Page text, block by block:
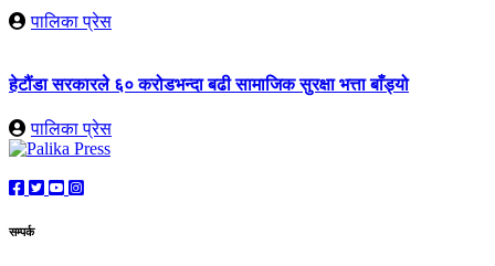
पालिका प्रेस
हेटौंडा सरकारले ६० करोडभन्दा बढी सामाजिक सुरक्षा भत्ता बाँड्यो
पालिका प्रेस
सम्पर्क